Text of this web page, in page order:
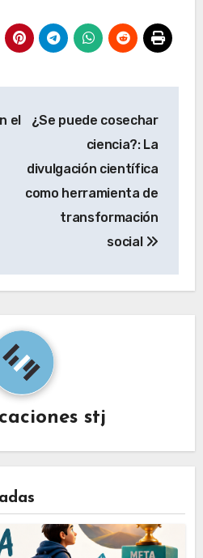
el
¿Se puede cosechar
ciencia?: La
divulgación científica
como herramienta de
transformación
social
stj